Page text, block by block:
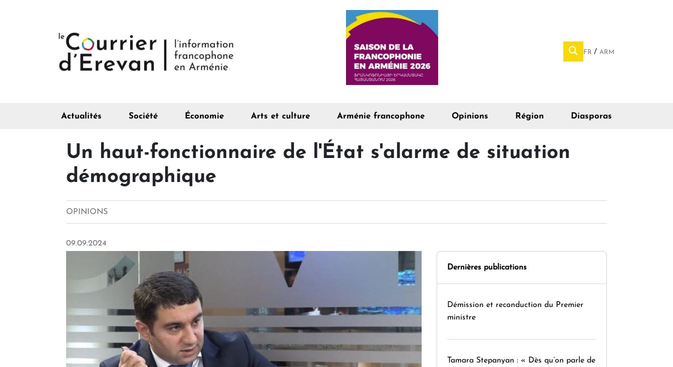
FR ARM
Actualités Société Économie Arts et culture Arménie francophone Opinions Région Diasporas
Un haut-fonctionnaire de l'État s'alarme de situation
démographique
OPINIONS
09.09.2024
Dernières publications
Démission et reconduction du Premier
ministre
Tamara Stepanyan : « Dès qu’on parle de